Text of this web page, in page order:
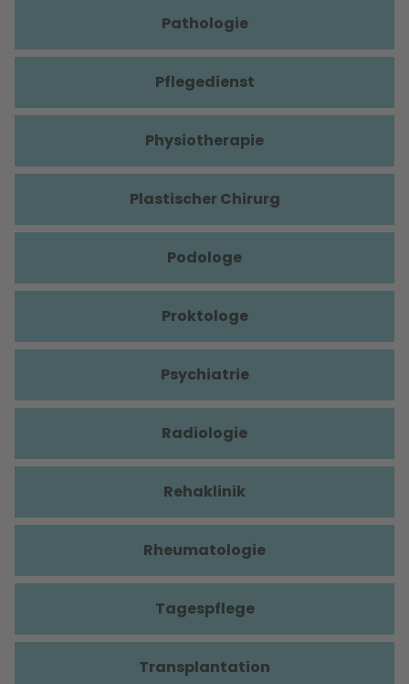
Pathologie
Pflegedienst
Physiotherapie
Plastischer Chirurg
Podologe
Proktologe
Psychiatrie
Radiologie
Rehaklinik
Rheumatologie
Tagespflege
Transplantation